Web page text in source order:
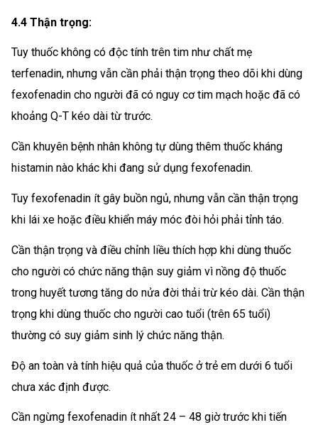
4.4 Thận trọng:
Tuy thuốc không có độc tính trên tim như chất mẹ
terfenadin, nhưng vẫn cần phải thận trọng theo dõi khi dùng
fexofenadin cho người đã có nguy cơ tim mạch hoặc đã có
khoảng Q-T kéo dài từ trước.
Cần khuyên bệnh nhân không tự dùng thêm thuốc kháng
histamin nào khác khi đang sử dụng fexofenadin.
Tuy fexofenadin ít gây buồn ngủ, nhưng vẫn cần thận trọng
khi lái xe hoặc điều khiển máy móc đòi hỏi phải tỉnh táo.
Cần thận trọng và điều chỉnh liều thích hợp khi dùng thuốc
cho người có chức năng thận suy giảm vì nồng độ thuốc
trong huyết tương tăng do nửa đời thải trừ kéo dài. Cần thận
trọng khi dùng thuốc cho người cao tuổi (trên 65 tuổi)
thường có suy giảm sinh lý chức năng thận.
Độ an toàn và tính hiệu quả của thuốc ở trẻ em dưới 6 tuổi
chưa xác định được.
Cần ngừng fexofenadin ít nhất 24 – 48 giờ trước khi tiến